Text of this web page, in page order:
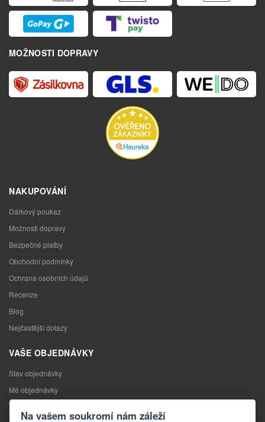
MOŽNOSTI DOPRAVY
NAKUPOVÁNÍ
Dárkový poukaz
Možnosti dopravy
Bezpečné platby
Obchodní podmínky
Ochrana osobních údajů
Recenze
Blog
Nejčastější dotazy
VAŠE OBJEDNÁVKY
Stav objednávky
Mé objednávky
Výměna zboží
Na vašem soukromí nám záleží